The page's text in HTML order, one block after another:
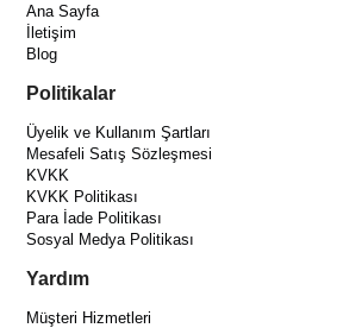
Ana Sayfa
İletişim
Blog
Politikalar
Üyelik ve Kullanım Şartları
Mesafeli Satış Sözleşmesi
KVKK
KVKK Politikası
Para İade Politikası
Sosyal Medya Politikası
Yardım
Müşteri Hizmetleri